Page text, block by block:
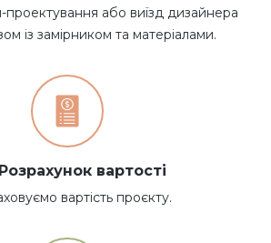
проектування або виїзд дизайнера
із замірником та матеріалами.
вартості
вартість проєкту.